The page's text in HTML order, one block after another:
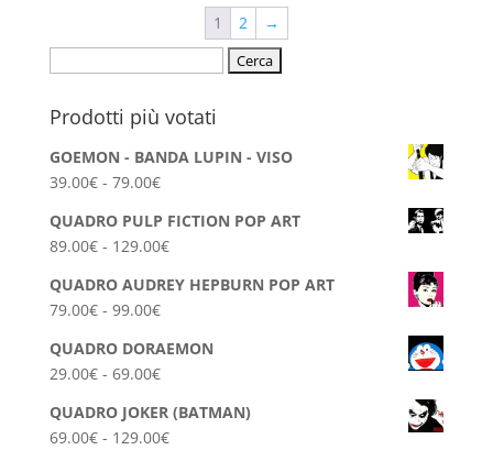
1 2
→
Prodotti più votati
GOEMON - BANDA LUPIN - VISO
39.00€ - 79.00€Fascia
prezzo:
da
39.00€
a
QUADRO PULP FICTION POP ART
89.00€ - 129.00€Fascia
prezzo:
89.00€
QUADRO AUDREY HEPBURN POP ART
79.00€ - 99.00€Fascia
prezzo:
da
79.00€
a
QUADRO DORAEMON
29.00€ - 69.00€Fascia
prezzo:
da
QUADRO JOKER (BATMAN)
69.00€ - 129.00€Fascia